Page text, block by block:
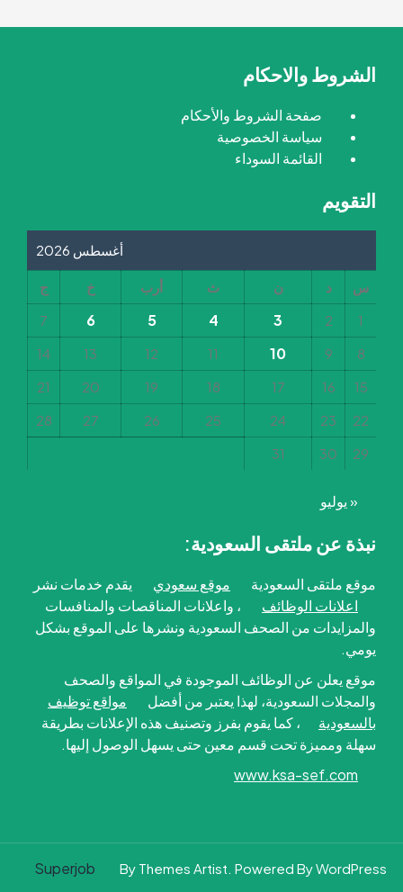
الشروط والاحكام
صفحة الشروط والأحكام
سياسة الخصوصية
القائمة السوداء
التقويم
أغسطس 2026
س د ن ث أرب خ
ج
1
2
3
4
5
6
7
8
9
10
11
12
13
14
15
16
17
18
19
20
21
22
23
24
25
26
27
28
29
30
31
« يوليو
نبذة عن ملتقى السعودية:
موقع ملتقى السعودية موقع سعودي
يقدم خدمات نشر
اعلانات الوظائف
، واعلانات المناقصات والمنافسات
والمزايدات من الصحف السعودية ونشرها على الموقع بشكل
يومي.
موقع يعلن عن الوظائف الموجودة في المواقع والصحف
والمجلات السعودية، لهذا يعتبر من أفضل
مواقع توظيف
بالسعودية
، كما يقوم بفرز وتصنيف هذه الإعلانات بطريقة
سهلة ومميزة تحت قسم معين حتى يسهل الوصول إليها.
www.ksa-sef.com
Superjob By Themes Artist. Powered By WordPress